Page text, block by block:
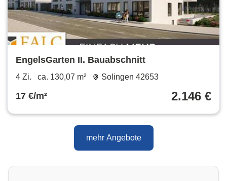
EngelsGarten II. Bauabschnitt
4 Zi. ca. 130,07 m² Solingen 42653
17 €/m² 2.146 €
mehr Angebote